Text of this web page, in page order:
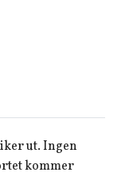
ut. Ingen
kommer